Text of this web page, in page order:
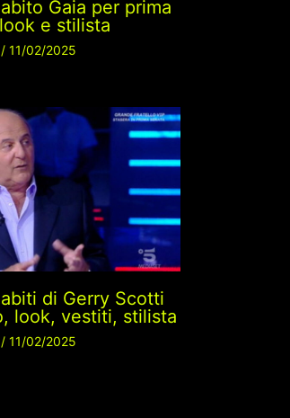
Gaia per prima
e stilista
/ 11/02/2025
di Gerry Scotti
look, vestiti, stilista
/ 11/02/2025